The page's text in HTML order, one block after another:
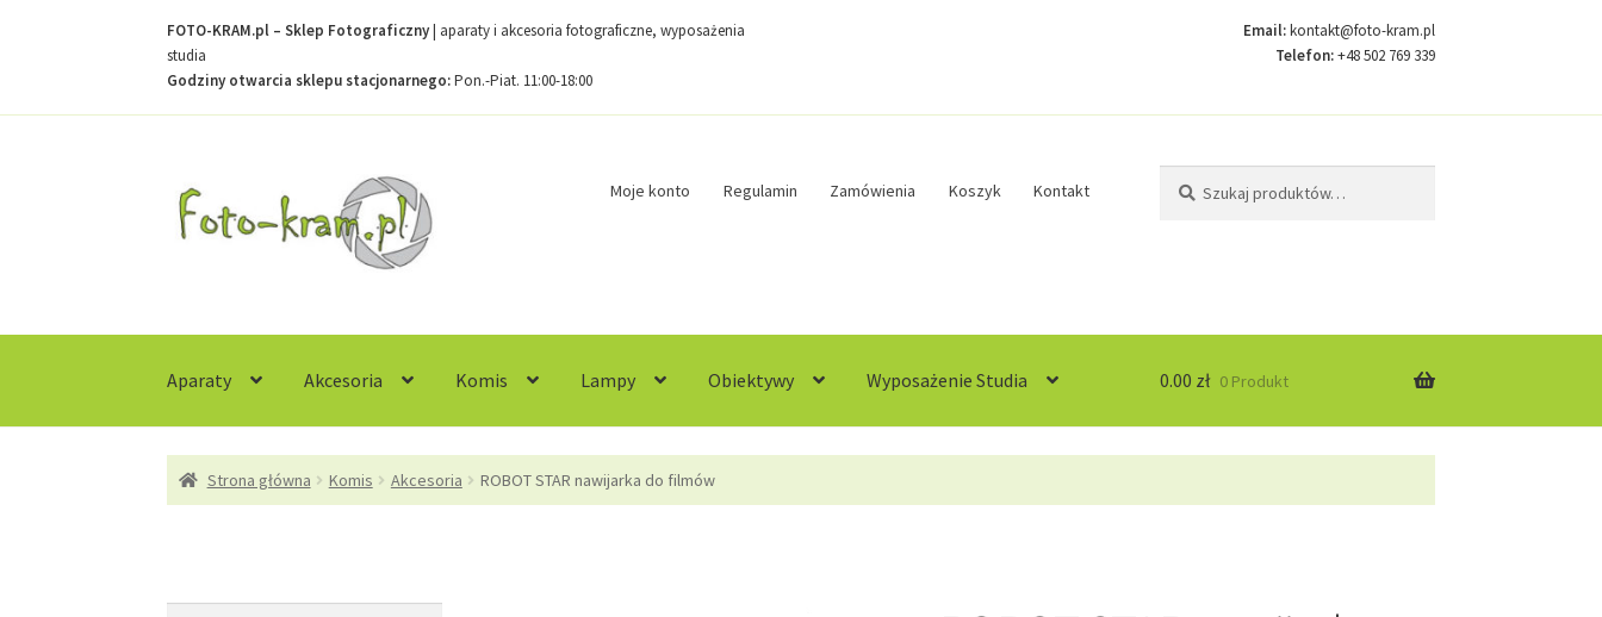
FOTO-KRAM.pl – Sklep Fotograficzny| aparaty i akcesoria fotograficzne, wyposażenia
studia
Godziny otwarcia sklepu stacjonarnego:Pon.-Piat. 11:00-18:00
Email:kontakt@foto-kram.pl
Telefon:+48 502 769 339
do
nawigacji
do
treści
Moje konto Regulamin Zamówienia Koszyk Kontakt
Aparaty Akcesoria Komis Lampy Obiektywy Wyposażenie Studia
Strona głównaKontaktKoszykMoje kontoRegulaminSample PageSklepZamówienia
0.00 zł 0 Produkt
Strona główna Komis Akcesoria ROBOT STAR nawijarka do filmów